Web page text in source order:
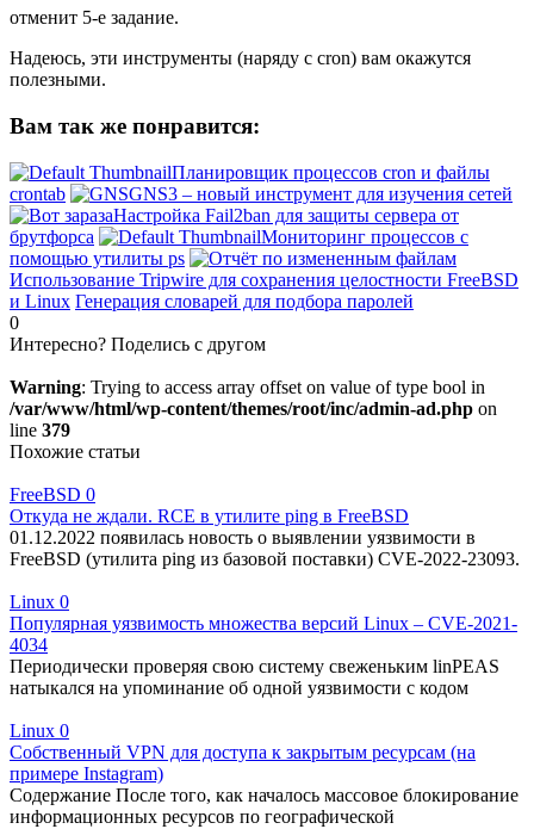
отменит 5-е задание.
Надеюсь, эти инструменты (наряду с cron) вам окажутся
полезными.
Вам так же понравится:
Планировщик процессов cron и файлы
crontab
GNS3 – новый инструмент для изучения сетей
Настройка Fail2ban для защиты сервера от
брутфорса
Мониторинг процессов с
помощью утилиты ps
Использование Tripwire для сохранения целостности FreeBSD
и Linux Генерация словарей для подбора паролей
0
Интересно? Поделись с другом
Warning: Trying to access array offset on value of type bool in
/var/www/html/wp-content/themes/root/inc/admin-ad.php on
line 379
Похожие статьи
FreeBSD 0
Откуда не ждали. RCE в утилите ping в FreeBSD
01.12.2022 появилась новость о выявлении уязвимости в
FreeBSD (утилита ping из базовой поставки) CVE-2022-23093.
Linux 0
Популярная уязвимость множества версий Linux – CVE-2021-
4034
Периодически проверяя свою систему свеженьким linPEAS
натыкался на упоминание об одной уязвимости с кодом
Linux 0
Собственный VPN для доступа к закрытым ресурсам (на
примере Instagram)
Содержание После того, как началось массовое блокирование
информационных ресурсов по географической